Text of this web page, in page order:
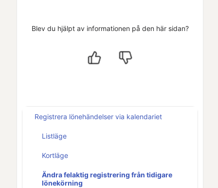
Blev du hjälpt av informationen på den här sidan?
Registrera lönehändelser via kalendariet
Listläge
Kortläge
Ändra felaktig registrering från tidigare
lönekörning